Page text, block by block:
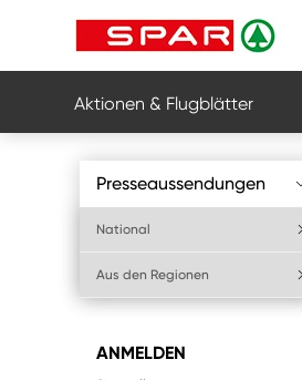
Aktionen & Flugblätter
Presseaussendungen
National
Aus den Regionen
ANMELDEN